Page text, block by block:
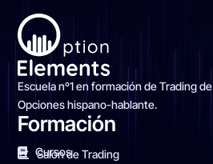
Escuela nº1 en formación de Trading de
Opciones hispano-hablante.
Formación
Cursos
Salón de Trading